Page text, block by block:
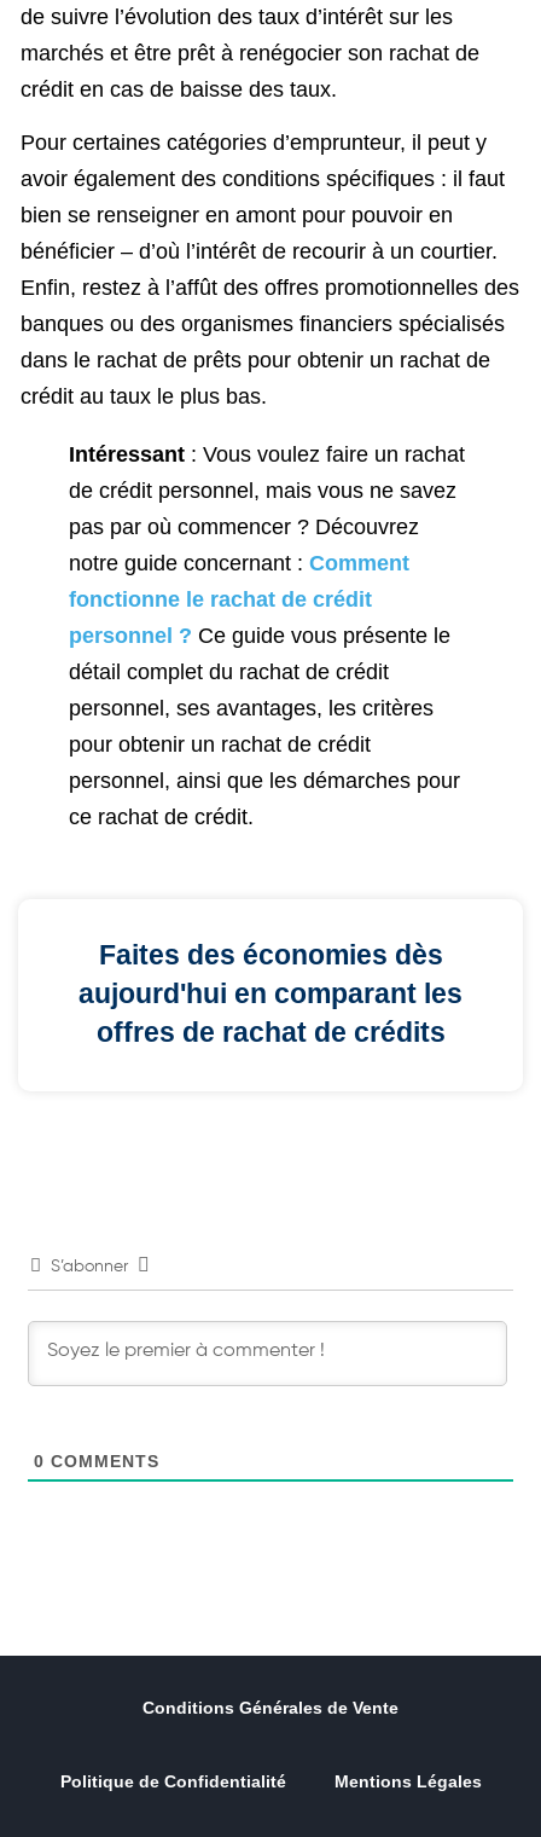
de suivre l’évolution des taux d’intérêt sur les
marchés et être prêt à renégocier son rachat de
crédit en cas de baisse des taux.
Pour certaines catégories d’emprunteur, il peut y
avoir également des conditions spécifiques : il faut
bien se renseigner en amont pour pouvoir en
bénéficier – d’où l’intérêt de recourir à un courtier.
Enfin, restez à l’affût des offres promotionnelles des
banques ou des organismes financiers spécialisés
dans le rachat de prêts pour obtenir un rachat de
crédit au taux le plus bas.
Intéressant : Vous voulez faire un rachat
de crédit personnel, mais vous ne savez
pas par où commencer ? Découvrez
notre guide concernant : Comment
fonctionne le rachat de crédit
personnel ? Ce guide vous présente le
détail complet du rachat de crédit
personnel, ses avantages, les critères
pour obtenir un rachat de crédit
personnel, ainsi que les démarches pour
ce rachat de crédit.
Faites des économies dès
aujourd'hui en comparant les
offres de rachat de crédits
S’abonner
0 COMMENTS
Conditions Générales de Vente
Politique de Confidentialité Mentions Légales